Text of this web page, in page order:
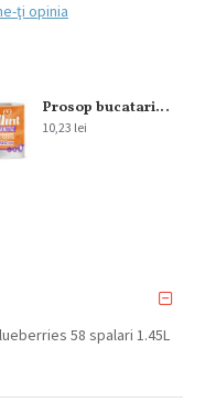
ţi opinia
Prosop bucatarie Alint 2str 220 foi
10,23 lei
58 spalari 1.45L